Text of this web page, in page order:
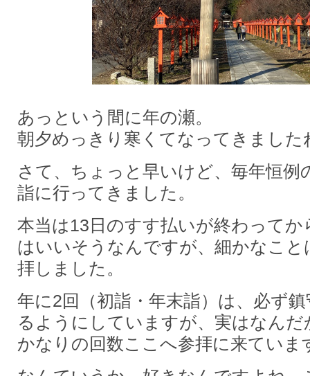
あっという間に年の瀬。
朝夕めっきり寒くてなってきました
さて、ちょっと早いけど、毎年恒例
詣に行ってきました。
本当は13日のすす払いが終わってか
はいいそうなんですが、細かなこと
拝しました。
年に2回（初詣・年末詣）は、必ず
るようにしていますが、実はなんだ
かなりの回数ここへ参拝に来ていま